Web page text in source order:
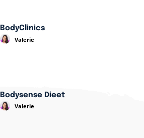
BodyClinics
Valerie
Bodysense Dieet
Valerie